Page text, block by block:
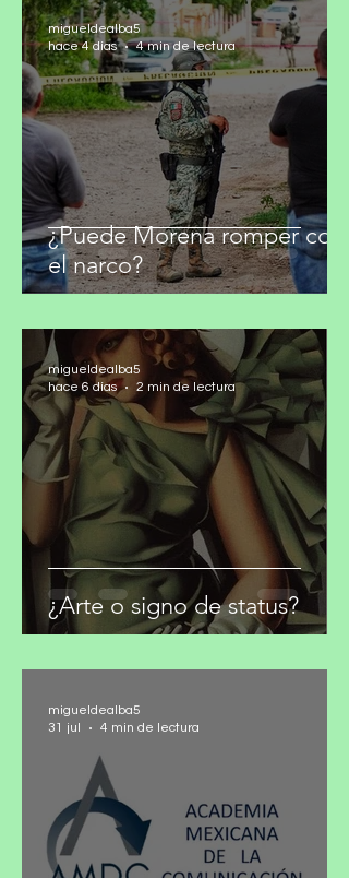
¿Puede Morena romper con
el narco?
migueldealba5
hace 4 días
4 min de lectura
¿Arte o signo de status?
migueldealba5
hace 6 días
2 min de lectura
4 min de lectura